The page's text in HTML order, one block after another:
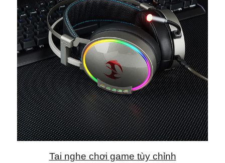
Tai nghe chơi game tùy chỉnh